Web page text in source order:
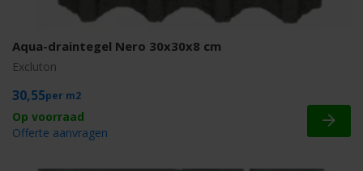
Aqua-draintegel Nero 30x30x8 cm
Excluton
30,55 m2
Offerte aanvragen